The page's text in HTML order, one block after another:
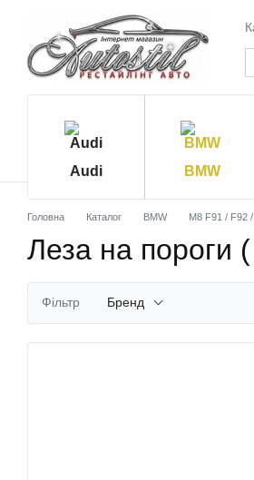
Перейти до основного контенту
Audi BMW
Головна Каталог BMW M8 F91 / F92
Леза на пороги
Фільтр Бренд